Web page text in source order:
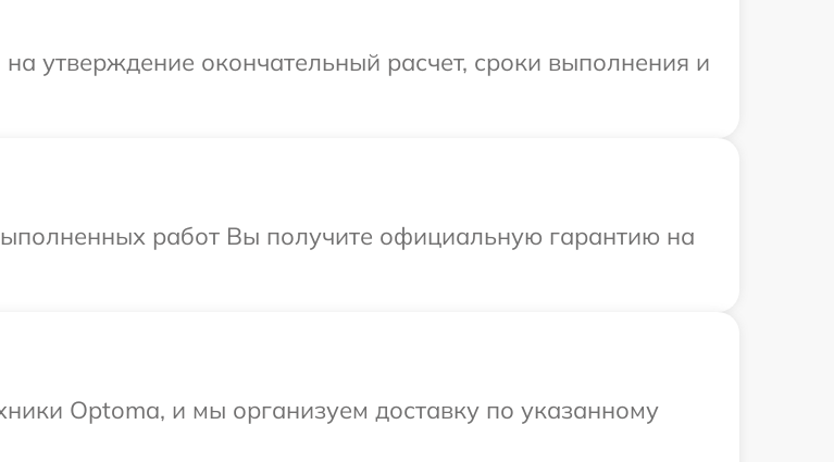
утверждение окончательный расчет, сроки выполнения и
работ Вы получите официальную гарантию на
Optoma, и мы организуем доставку по указанному